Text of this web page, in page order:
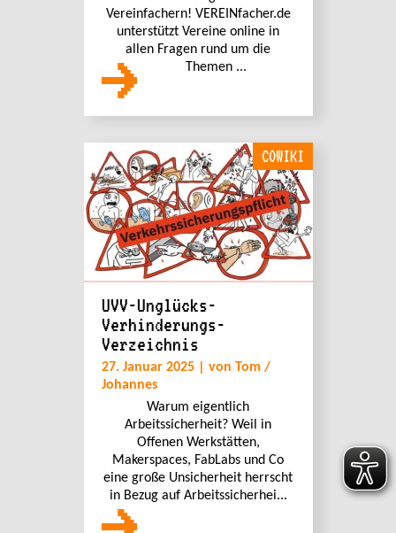
Vereinfachern! VEREINfacher.de
unterstützt Vereine online in
allen Fragen rund um die
Themen ...
COWIKI
UVV-Unglücks-
Verhinderungs-
Verzeichnis
27. Januar 2025 | von Tom /
Johannes
Warum eigentlich
Arbeitssicherheit? Weil in
Offenen Werkstätten,
Makerspaces, FabLabs und Co
eine große Unsicherheit herrscht
in Bezug auf Arbeitssicherhei...